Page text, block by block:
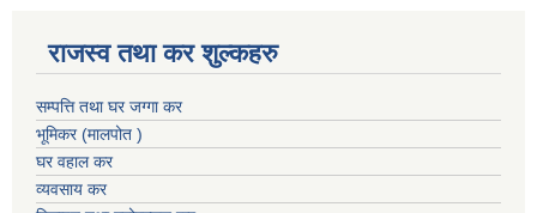
राजस्व तथा कर शुल्कहरु
सम्पत्ति तथा घर जग्गा कर
भूमिकर (मालपोत )
घर वहाल कर
व्यवसाय कर